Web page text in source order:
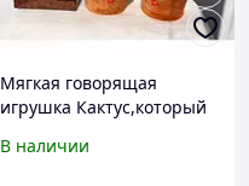
Мягкая говорящая
игрушка Кактус,который
музыкальная
В наличии